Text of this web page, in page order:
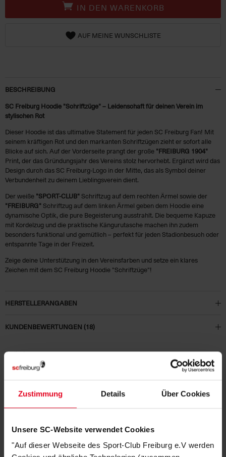
Zustimmung Details Über Cookies
Unsere SC-Website verwendet Cookies
"Auf dieser Webseite des Sport-Club Freiburg e.V werden
IN DEN WARENKORB
AUF MEINE WUNSCHLISTE
BESCHREIBUNG
SC Freiburg Hoodie "Schriftzüge" – Leidenschaft für deinen Verein im
stylischen Rot
Dieser Hoodie ist das ultimative Statement für jeden SC Freiburg Fan! Mit
seinem kräftigen Rot und den markanten Schriftzügen zieht er sofort alle
Blicke auf sich. Auf der Vorderseite prangt der große "FREIBURG 1904"
Print, der das Gründungsjahr des Vereins stolz hervorhebt. Ergänzt wird das
Design durch das SC Freiburg-Logo in der Mitte, das als Symbol deiner
Verbundenheit zu deinem Lieblingsverein dient.
Der weiße "SPORT-CLUB"Schriftzug auf dem rechten Ärmel sowie der
"FREIBURG"Schriftzug auf dem linken Ärmel geben dem Hoodie eine
dynamische Optik, die pure Begeisterung ausstrahlt. Die bequeme Kapuze
mit Kordelzug und die praktische Kängurutasche machen ihn zudem
besonders funktional und gemütlich – perfekt für jeden Stadionbesuch oder
entspannte Tage in der Freizeit.
Zeige deine Unterstützung in den Vereinsfarben und setze ein klares
Zeichen mit dem SC Freiburg Hoodie "Schriftzüge"!
HERSTELLERANGABEN
KUNDENBEWERTUNGEN (18)
Artikelnummer: 24-100191
Logistiknummer:
DAS KÖNNTE DIR AUCH
GEFALLEN